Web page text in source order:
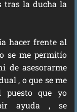
tras la ducha la
hacer frente al
se me permitío
de asesorarme
, o que se me
puesto que yo
ayuda , se